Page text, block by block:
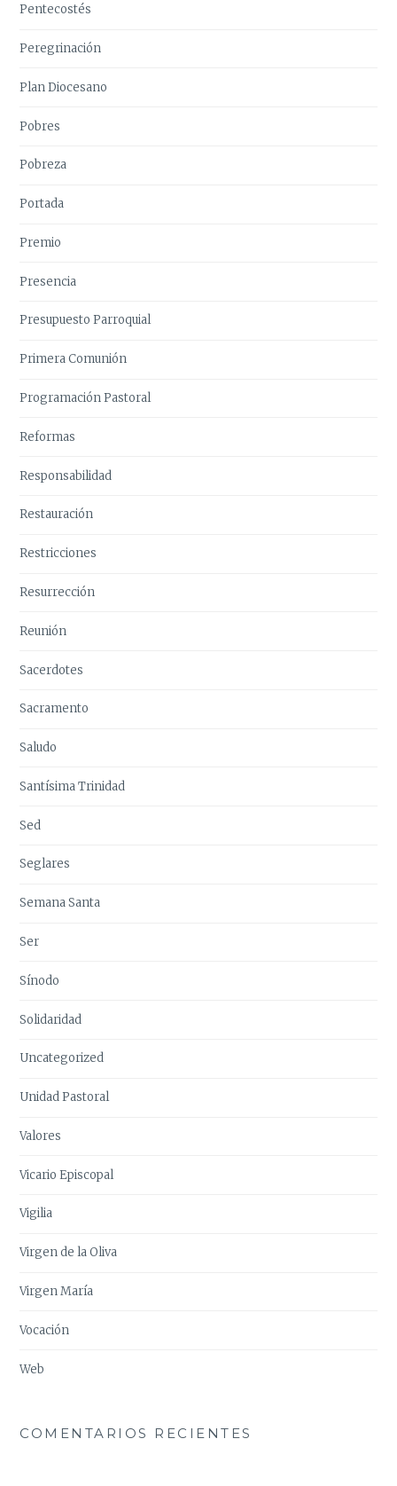
Pentecostés
Peregrinación
Plan Diocesano
Pobres
Pobreza
Portada
Premio
Presencia
Presupuesto Parroquial
Primera Comunión
Programación Pastoral
Reformas
Responsabilidad
Restauración
Restricciones
Resurrección
Reunión
Sacerdotes
Sacramento
Saludo
Santísima Trinidad
Sed
Seglares
Semana Santa
Ser
Sínodo
Solidaridad
Uncategorized
Unidad Pastoral
Valores
Vicario Episcopal
Vigilia
Virgen de la Oliva
Virgen María
Vocación
Web
COMENTARIOS RECIENTES